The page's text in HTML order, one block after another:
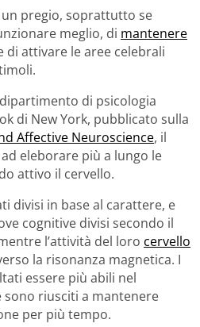
pregio, soprattutto se
meglio, di mantenere
di attivare le aree celebrali
di psicologia
di New York, pubblicato sulla
Affective Neuroscience, il
eleborare più a lungo le
attivo il cervello.
divisi in base al carattere, e
cognitive divisi secondo il
l’attività del loro cervello
la risonanza magnetica. I
essere più abili nel
sono riusciti a mantenere
per più tempo.